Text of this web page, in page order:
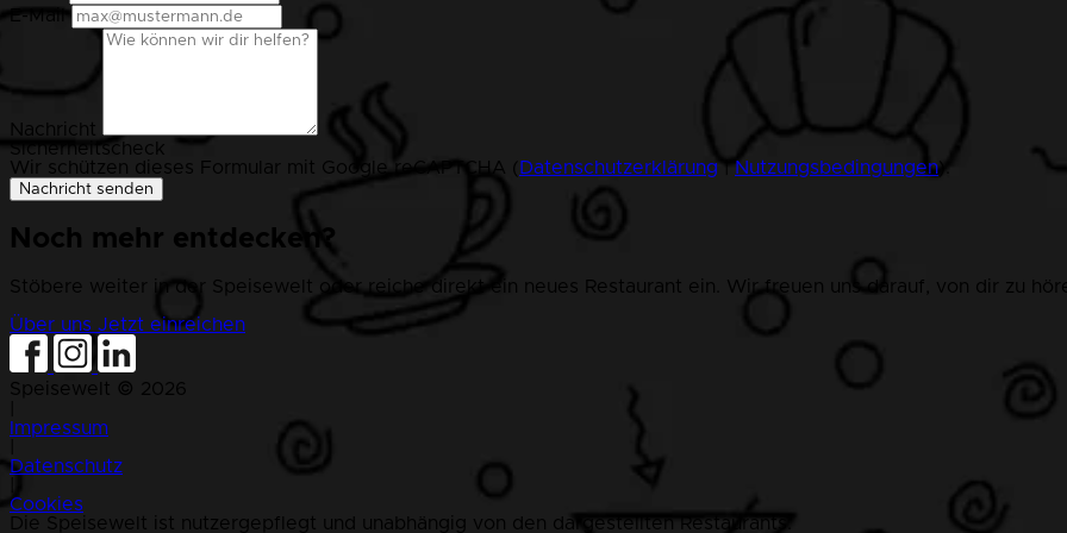
E-Mail
Nachricht
Sicherheitscheck
Wir schützen dieses Formular mit Google reCAPTCHA ( Datenschutzerklärung |Nutzungsbedingungen
Nachricht senden
Noch mehr entdecken?
Stöbere weiter in der Speisewelt oder reiche direkt ein neues Restaurant ein. Wir freuen uns darauf, von dir zu
Über uns Jetzt einreichen
Speisewelt © 2026
Impressum
Datenschutz
Cookies
Die Speisewelt ist nutzergepflegt und unabhängig von den dargestellten Restaurants.